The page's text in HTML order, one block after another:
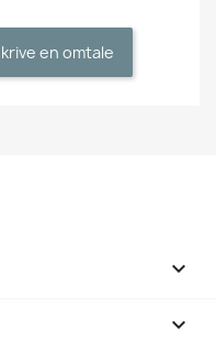
en omtale

